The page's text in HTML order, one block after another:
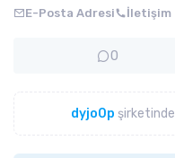
E-Posta Adresi İletişim
0
dyjo0p şirketinde